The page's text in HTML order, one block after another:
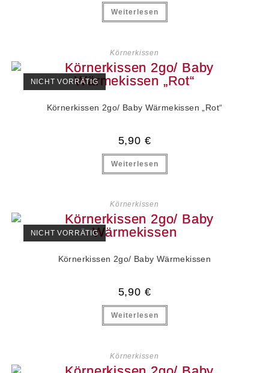
Weiterlesen
Körnerkissen
NICHT VORRÄTIG
Körnerkissen 2go/ Baby Wärmekissen „Rot“
5,90 €
Weiterlesen
Körnerkissen
NICHT VORRÄTIG
Körnerkissen 2go/ Baby Wärmekissen
5,90 €
Weiterlesen
Körnerkissen